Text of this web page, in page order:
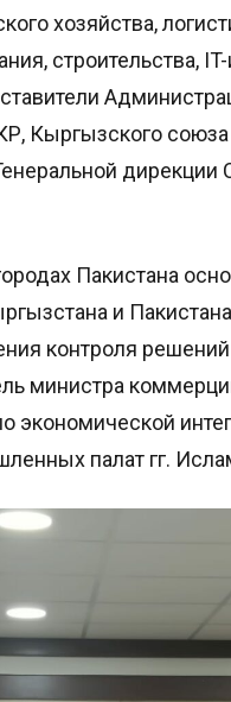
хозяйства,
строительства,
Кыргызского
Пакистана
и
контроля
министра
экономической
палат гг.